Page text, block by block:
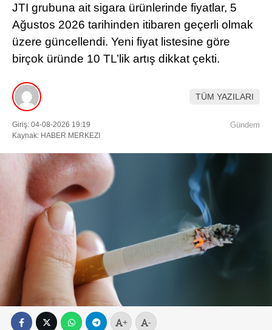
JTI grubuna ait sigara ürünlerinde fiyatlar, 5
Ağustos 2026 tarihinden itibaren geçerli olmak
üzere güncellendi. Yeni fiyat listesine göre
birçok üründe 10 TL’lik artış dikkat çekti.
TÜM YAZILARI
Giriş: 04-08-2026 19:19
Kaynak: HABER MERKEZI
Gündem
+ -